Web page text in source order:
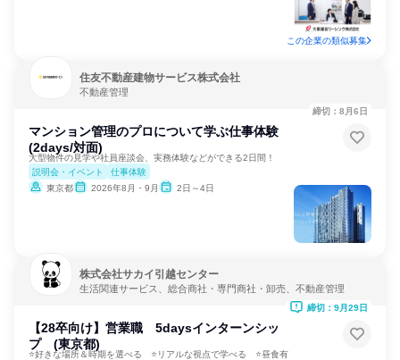
この企業の類似募集
住友不動産建物サービス株式会社
不動産管理
マンション管理のプロについて学ぶ仕事体験
(2days/対面)
大型物件の見学や社員座談会、実務体験などができる2日間！
説明会・イベント
仕事体験
東京都
2026年8月・9月 2日～4日
締切：8月6日
株式会社サカイ引越センター
生活関連サービス、総合商社・専門商社・卸売、不動産管理
【28卒向け】営業職 5daysインターンシッ
プ (東京都)
⭐好きな場所＆時期を選べる ⭐リアルな視点で学べる ⭐昼食有
締切：9月29日